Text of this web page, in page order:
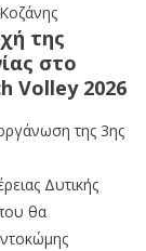
της
στο
Volley 2026
της 3ης
Δυτικής
θα